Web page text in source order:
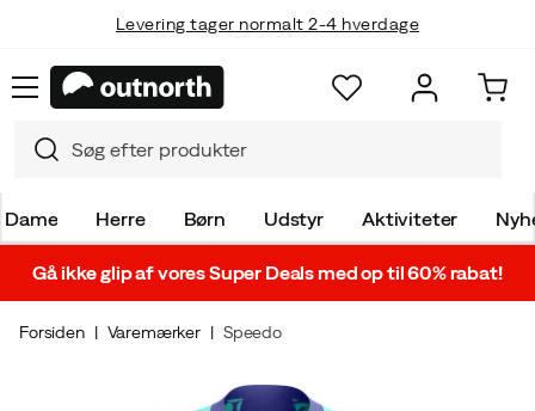
Levering tager normalt 2-4 hverdage
Dame Herre Børn Udstyr Aktiviteter
Gå ikke glip af vores Super Deals med op til 60% rabat!
Forsiden Varemærker Speedo